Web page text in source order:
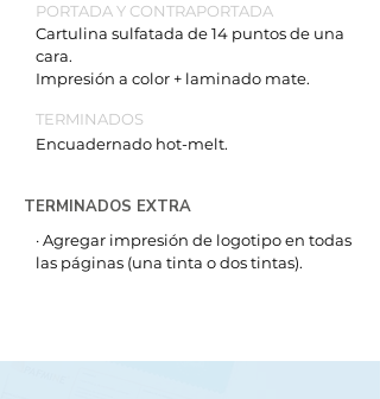
PORTADA Y CONTRAPORTADA
Cartulina sulfatada de 14 puntos de una
cara.
Impresión a color + laminado mate.
TERMINADOS
Encuadernado hot-melt.
TERMINADOS EXTRA
· Agregar impresión de logotipo en todas
las páginas (una tinta o dos tintas).